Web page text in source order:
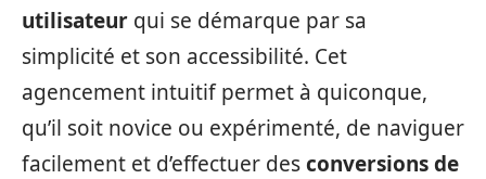
utilisateur qui se démarque par sa
simplicité et son accessibilité. Cet
agencement intuitif permet à quiconque,
qu’il soit novice ou expérimenté, de naviguer
facilement et d’effectuer desconversions de